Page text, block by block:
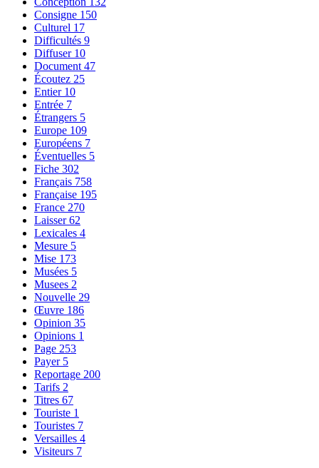
Consigne 150
Culturel 17
Difficultés 9
Diffuser 10
Document 47
Écoutez 25
Entier 10
Entrée 7
Étrangers 5
Europe 109
Européens 7
Éventuelles 5
Fiche 302
Français 758
Française 195
France 270
Laisser62
Lexicales 4
Mesure 5
Mise 173
Musées 5
Musees 2
Nouvelle 29
Œuvre 186
Opinion 35
Opinions 1
Page 253
Payer 5
Reportage 200
Tarifs 2
Titres 67
Touriste 1
Touristes 7
Versailles 4
Visiteurs 7